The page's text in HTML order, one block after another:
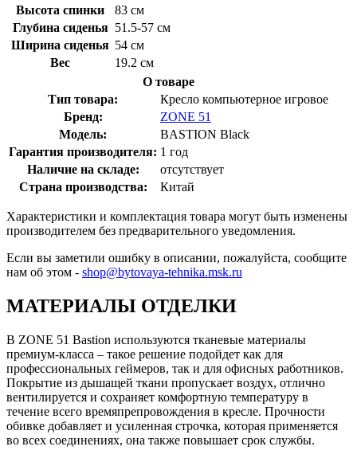
Высота спинки
83 см
Глубина сиденья 51.5-57 см
Ширина сиденья 54 см
Вес
19.2 см
О товаре
Тип товара:
Кресло компьютерное игровое
Бренд:
ZONE 51
Модель:
BASTION Black
Гарантия производителя: 1 год
Наличие на складе:
отсутствует
Страна производства:
Китай
Характеристики и комплектация товара могут быть изменены
производителем без предварительного уведомления.
Если вы заметили ошибку в описании, пожалуйста, сообщите
нам об этом - shop@bytovaya-tehnika.msk.ru
МАТЕРИАЛЫ ОТДЕЛКИ
В ZONE 51 Bastion используются тканевые материалы
премиум-класса – такое решение подойдет как для
профессиональных геймеров, так и для офисных работников.
Покрытие из дышащей ткани пропускает воздух, отлично
вентилируется и сохраняет комфортную температуру в
течение всего времяпрепровождения в кресле. Прочности
обивке добавляет и усиленная строчка, которая применяется
во всех соединениях, она также повышает срок службы.